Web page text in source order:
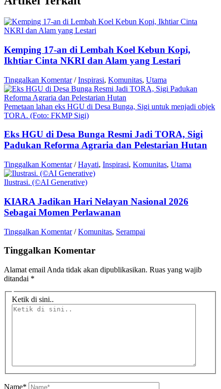
Kemping 17-an di Lembah Koel Kebun Kopi,
Ikhtiar Cinta NKRI dan Alam yang Lestari
Tinggalkan Komentar /Inspirasi, Komunitas, Utama
Pemetaan lahan eks HGU di Desa Bunga, Sigi untuk menjadi objek
TORA. (Foto: FKMP Sigi)
Eks HGU di Desa Bunga Resmi Jadi TORA, Sigi
Padukan Reforma Agraria dan Pelestarian Hutan
Tinggalkan Komentar /Hayati, Inspirasi, Komunitas, Utama
Ilustrasi. (©AI Generative)
KIARA Jadikan Hari Nelayan Nasional 2026
Sebagai Momen Perlawanan
Tinggalkan Komentar /Komunitas, Serampai
Tinggalkan Komentar
Alamat email Anda tidak akan dipublikasikan. Ruas yang wajib
ditandai *
Ketik di sini..
Name*